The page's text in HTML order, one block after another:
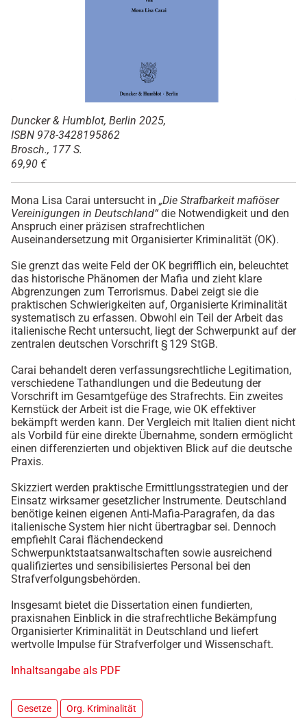
Duncker & Humblot, Berlin 2025,
ISBN 978-3428195862
Brosch., 177 S.
69,90 €
Mona Lisa Carai untersucht in „Die Strafbarkeit mafiöser
Vereinigungen in Deutschland“die Notwendigkeit und den
Anspruch einer präzisen strafrechtlichen
Auseinandersetzung mit Organisierter Kriminalität (OK).
Sie grenzt das weite Feld der OK begrifflich ein, beleuchtet
das historische Phänomen der Mafia und zieht klare
Abgrenzungen zum Terrorismus. Dabei zeigt sie die
praktischen Schwierigkeiten auf, Organisierte Kriminalität
systematisch zu erfassen. Obwohl ein Teil der Arbeit das
italienische Recht untersucht, liegt der Schwerpunkt auf der
zentralen deutschen Vorschrift § 129 StGB.
Carai behandelt deren verfassungsrechtliche Legitimation,
verschiedene Tathandlungen und die Bedeutung der
Vorschrift im Gesamtgefüge des Strafrechts. Ein zweites
Kernstück der Arbeit ist die Frage, wie OK effektiver
bekämpft werden kann. Der Vergleich mit Italien dient nicht
als Vorbild für eine direkte Übernahme, sondern ermöglicht
einen differenzierten und objektiven Blick auf die deutsche
Praxis.
Skizziert werden praktische Ermittlungsstrategien und der
Einsatz wirksamer gesetzlicher Instrumente. Deutschland
benötige keinen eigenen Anti-Mafia-Paragrafen, da das
italienische System hier nicht übertragbar sei. Dennoch
empfiehlt Carai flächendeckend
Schwerpunktstaatsanwaltschaften sowie ausreichend
qualifiziertes und sensibilisiertes Personal bei den
Strafverfolgungsbehörden.
Insgesamt bietet die Dissertation einen fundierten,
praxisnahen Einblick in die strafrechtliche Bekämpfung
Organisierter Kriminalität in Deutschland und liefert
wertvolle Impulse für Strafverfolger und Wissenschaft.
Inhaltsangabe als PDF
Gesetze Org. Kriminalität